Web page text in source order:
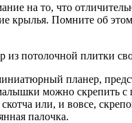
на то, что
крылья. Помните об
планер,
можно скрепить
скотча или, и вовсе,
палочка.